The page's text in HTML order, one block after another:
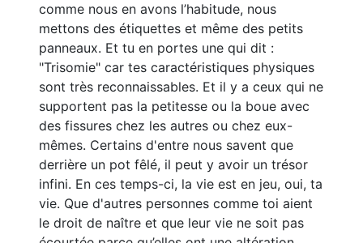
comme nous en avons l’habitude, nous
mettons des étiquettes et même des petits
panneaux. Et tu en portes une qui dit :
"Trisomie" car tes caractéristiques physiques
sont très reconnaissables. Et il y a ceux qui ne
supportent pas la petitesse ou la boue avec
des fissures chez les autres ou chez eux-
mêmes. Certains d'entre nous savent que
derrière un pot fêlé, il peut y avoir un trésor
infini. En ces temps-ci, la vie est en jeu, oui, ta
vie. Que d'autres personnes comme toi aient
le droit de naître et que leur vie ne soit pas